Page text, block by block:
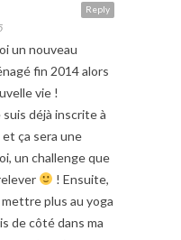
Reply
un nouveau
fin 2014 alors
vie !
suis déjà inscrite à
ça sera une
un challenge que
! Ensuite,
mettre plus au yoga
de côté dans ma